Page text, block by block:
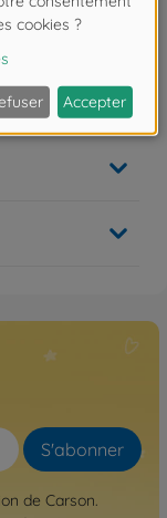
RTR bleu
S'abonner
de Carson.